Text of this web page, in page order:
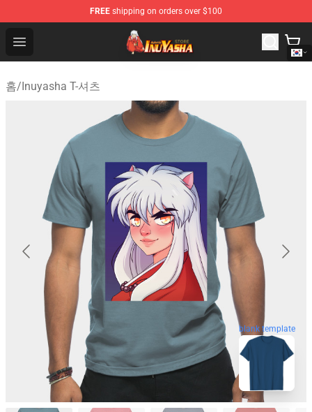
FREE shipping on orders over $100
Open menu
Inuyasha Store - Official Inuyasha Merchandise Shop
홈/Inuyasha T-셔츠
blank template